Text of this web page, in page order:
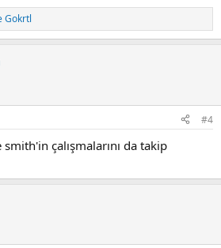
Gokrtl
#4
çalışmalarını da takip